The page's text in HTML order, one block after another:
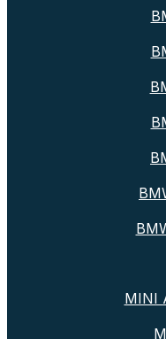
MINI